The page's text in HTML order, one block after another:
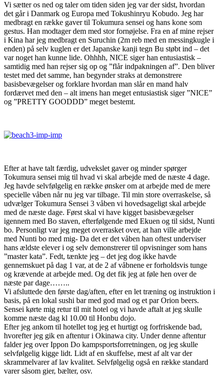
Vi sætter os ned og taler om tiden siden jeg var der sidst, hvordan
det går i Danmark og Europa med Tokushinryu Kobudo. Jeg har
medbragt en række gaver til Tokumura sensei og hans kone som
gestus. Han modtager dem med stor fornøjelse. Fra en af mine rejser
i Kina har jeg medbragt en Suruchin (2m reb med en messingkugle i
enden) på selv kuglen er det Japanske kanji tegn Bu støbt ind – det
var noget han kunne lide. Ohhhh, NICE siger han entusiastisk –
samtidig med han rejser sig op og ”flår indpakningen af”. Den bliver
testet med det samme, han begynder straks at demonstrere
basisbevægelser og forklare hvordan man slår en mand halv
fordærvet med den – alt imens han meget entusiastisk siger ”NICE”
og ”PRETTY GOODDD” meget bestemt.
Efter at have talt færdig, udvekslet gaver og minder spørger
Tokumura sensei mig til hvad vi skal arbejde med de næste 4 dage.
Jeg havde selvfølgelig en række ønsker om at arbejde med de mere
specielle våben når nu jeg var tilbage. Til min store overraskelse, så
udvælger Tokumura Sensei 3 våben vi hovedsageligt skal arbejde
med de næste dage. Først skal vi have kigget basisbevægelser
igennem med Bo staven, efterfølgende med Ekuen og til sidst, Nunti
bo. Personligt var jeg meget overrasket over, at han ville arbejde
med Nunti bo med mig- Da det er det våben han oftest underviser
hans ældste elever i og selv demonstrerer til opvisninger som hans
”master kata”. Fedt, tænkte jeg – det jeg dog ikke havde
gennemskuet på dag 1 var, at de 2 af våbnene er forholdsvis tunge
og krævende at arbejde med. Og det fik jeg at føle hen over de
næste par dage……..
Vi afsluttede den første dag/aften, efter en let træning og instruktion i
basis, på en lokal sushi bar med god mad og et par Orion beers.
Sensei kørte mig retur til mit hotel og vi havde aftalt at jeg skulle
komme næste dag kl 10.00 til Honbu dojo.
Efter jeg ankom til hotellet tog jeg et hurtigt og forfriskende bad,
hvorefter jeg gik en aftentur i Okinawa city. Under denne aftentur
falder jeg over Ippon Do kampsportsforretningen, og jeg skulle
selvfølgelig kigge lidt. Lidt af en skuffelse, mest af alt var der
skrammelvarer af lav kvalitet. Selvfølgelig også en række standard
varer såsom gier, bælter, osv.